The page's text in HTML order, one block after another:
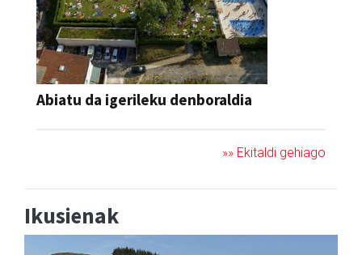
Abiatu da igerileku denboraldia
»» Ekitaldi gehiago
Ikusienak